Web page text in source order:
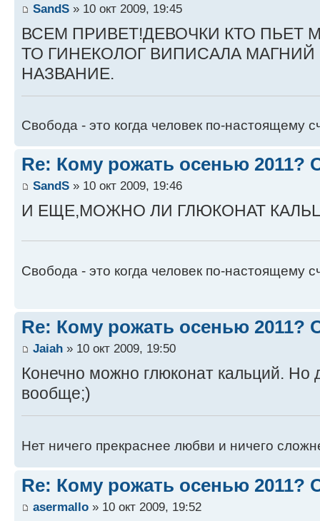
SandS » 10 окт 2009, 19:45
ВСЕМ ПРИВЕТ!ДЕВОЧКИ КТО ПЬЕТ
ТО ГИНЕКОЛОГ ВИПИСАЛА
НАЗВАНИЕ.
Свобода - это когда человек по-настоящему
Re: Кому рожать осенью 2011?
SandS » 10 окт 2009, 19:46
И ЕЩЕ,МОЖНО ЛИ ГЛЮКОНАТ
Свобода - это когда человек по-настоящему
Re: Кому рожать осенью 2011?
Jaiah » 10 окт 2009, 19:50
Конечно можно глюконат кальций. Но
вообще;)
Нет ничего прекраснее любви и ничего
Re: Кому рожать осенью 2011?
asermallo » 10 окт 2009, 19:52